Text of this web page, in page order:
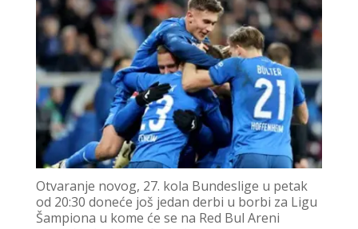
Otvaranje novog, 27. kola Bundeslige u petak
od 20:30 doneće još jedan derbi u borbi za Ligu
Šampiona u kome će se na Red Bul Areni